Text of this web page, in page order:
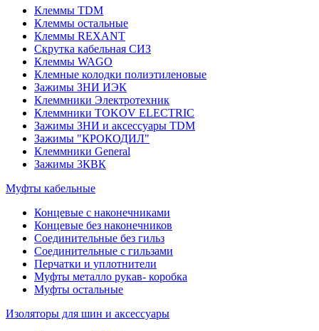
Клеммы TDM
Клеммы остальные
Клеммы REXANT
Скрутка кабельная СИЗ
Клеммы WAGO
Клемные колодки полиэтиленовые
Зажимы ЗНИ ИЭК
Клеммники Электротехник
Клеммники TOKOV ELECTRIC
Зажимы ЗНИ и аксессуары TDM
Зажимы "КРОКОДИЛ"
Клеммники General
Зажимы 3КВК
Муфты кабельные
Концевые с наконечниками
Концевые без наконечников
Соединительные без гильз
Соединительные с гильзами
Перчатки и уплотнители
Муфты металло рукав- коробка
Муфты остальные
Изоляторы для шин и аксессуары